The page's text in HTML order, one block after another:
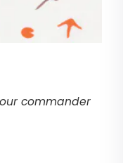
commander